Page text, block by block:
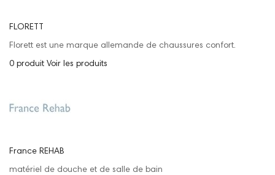
FLORETT
Florett est une marque allemande de chaussures confort.
0 produit Voir les produits
France REHAB
matériel de douche et de salle de bain